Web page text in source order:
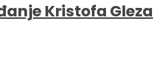
Kristofa Gleza